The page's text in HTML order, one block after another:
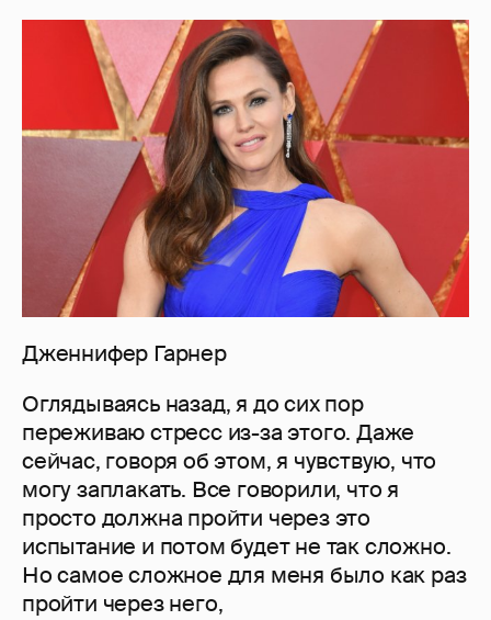
Дженнифер Гарнер
Оглядываясь назад, я до сих пор
переживаю стресс из-за этого. Даже
сейчас, говоря об этом, я чувствую, что
могу заплакать. Все говорили, что я
просто должна пройти через это
испытание и потом будет не так сложно.
Но самое сложное для меня было как раз
пройти через него,